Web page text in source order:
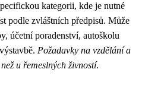
kategorii, kde je nutné
podle zvláštních předpisů. Může
účetní poradenství, autoškolu
Požadavky na vzdělání a
u řemeslných živností.